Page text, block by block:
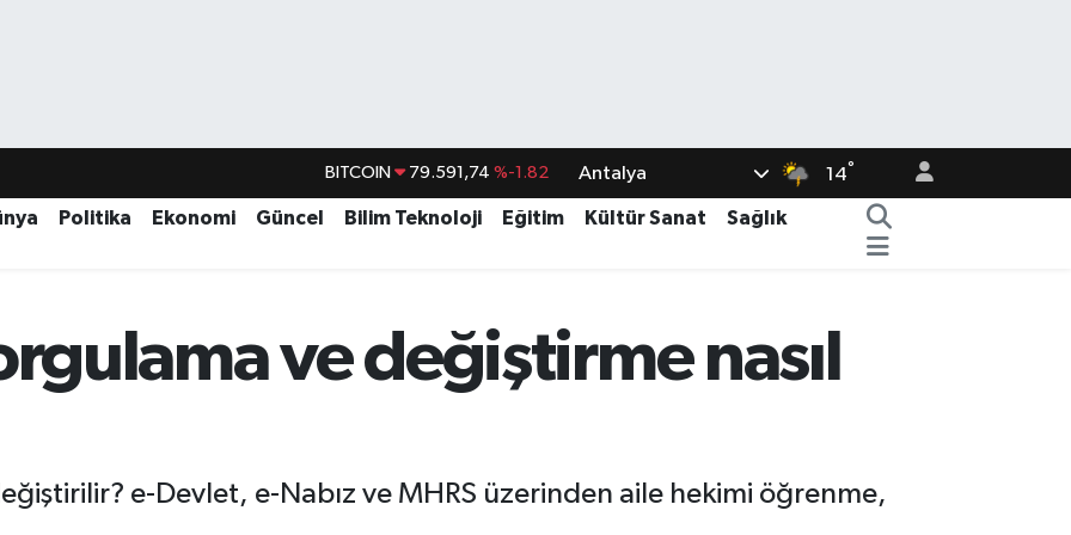
DOLAR 45,43620 %0.02
EURO 53,38690 %0.19
BİST100 14.598,00 %0
79.591,74 %-1.82
Antalya 14°
Politika Ekonomi Güncel Bilim Teknoloji Eğitim Kültür Sanat
Sağlık
ve değiştirme nasıl
e-Devlet, e-Nabız ve MHRS üzerinden aile hekimi öğrenme,